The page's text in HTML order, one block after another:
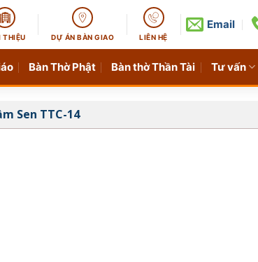
THIỆU DỰ ÁN BÀN GIAO LIÊN HỆ
Email
Bàn Thờ Phật Bàn thờ Thần Tài Tư vấn
Sen TTC-14